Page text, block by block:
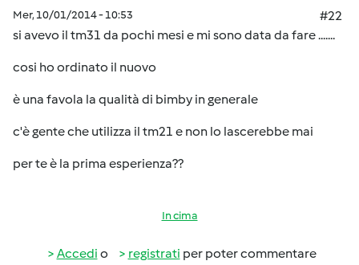
Mer, 10/01/2014 - 10:53
#22
si avevo il tm31 da pochi mesi e mi sono data da fare .......
cosi ho ordinato il nuovo
è una favola la qualità di bimby in generale
c'è gente che utilizza il tm21 e non lo lascerebbe mai
per te è la prima esperienza??
In cima
Accedi o registrati per poter commentare